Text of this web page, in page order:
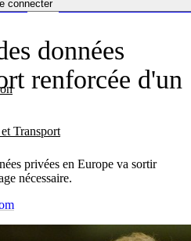
connecter
Transport
données
renforcée d'un
privées en Europe va sortir
nécessaire.